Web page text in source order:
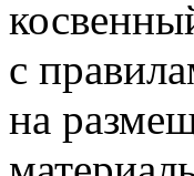
с
на